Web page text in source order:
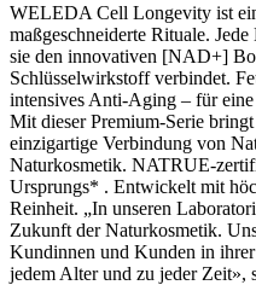
WELEDA Cell Longevity ist
maßgeschneiderte Rituale.
sie den innovativen [NAD+]
Schlüsselwirkstoff verbindet.
intensives Anti-Aging – für
Mit dieser Premium-Serie
einzigartige Verbindung von
Naturkosmetik. NATRUE-
Ursprungs* . Entwickelt mit
Reinheit. „In unseren
Zukunft der Naturkosmetik.
Kundinnen und Kunden in
jedem Alter und zu jeder Zeit»,